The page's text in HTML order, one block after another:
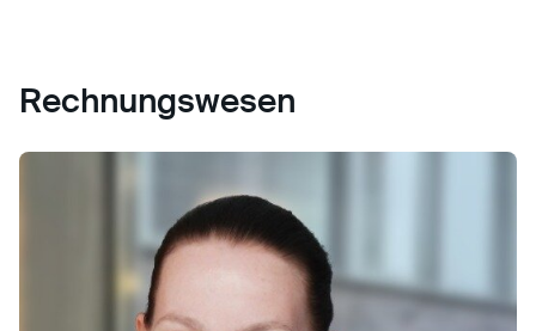
Rechnungswesen